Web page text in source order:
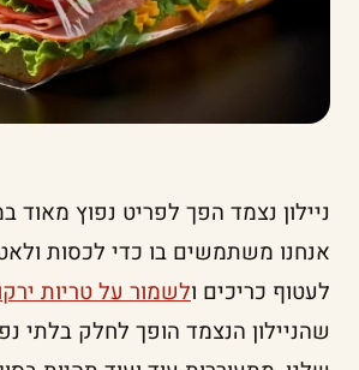
ניילון נצמד הפך לפריט נפוץ מאוד
אנחנו משתמשים בו כדי לכסות
לעטוף כריכים ולשמור על טריות
שהניילון הנצמד הופך לחלק בלתי